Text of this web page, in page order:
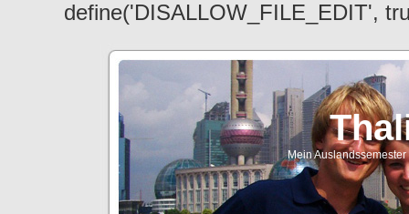
define('DISALLOW_FILE_EDIT',
Mein